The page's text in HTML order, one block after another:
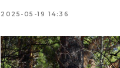
2025-05-19 14:36